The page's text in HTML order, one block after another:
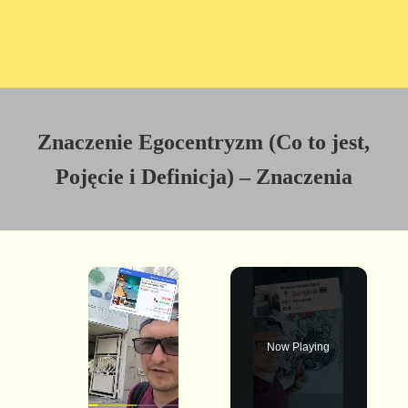
Znaczenie Egocentryzm (Co to jest,
Pojęcie i Definicja) – Znaczenia
×
Now Playing